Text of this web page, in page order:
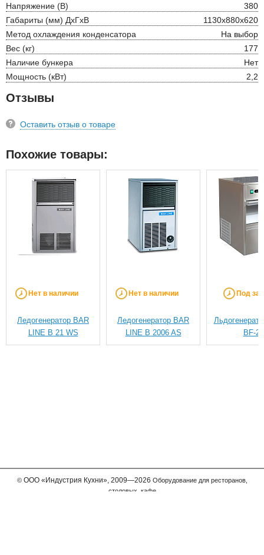
Напряжение (В)
380
Габариты (мм) ДхГхВ
1130х880х620
Метод охлаждения конденсатора
На выбор
Вес (кг)
177
Наличие бункера
Нет
Мощность (кВт)
2,2
Отзывы
Оставить отзыв о товаре
Похожие товары:
Нет в наличии
Ледогенератор BAR
LINE B 21 WS
Нет в наличии
Ледогенератор BAR
LINE B 2006 AS
Под
BF-20
© ООО «Индустрия Кухни»,2009—2026 Оборудование для ресторанов,
столовых, кафе